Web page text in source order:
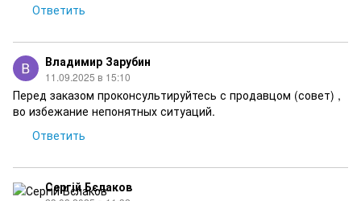
Ответить
Владимир Зарубин
11.09.2025 в 15:10
Перед заказом проконсультируйтесь с продавцом (совет) ,
во избежание непонятных ситуаций.
Ответить
Сергій Бєлаков